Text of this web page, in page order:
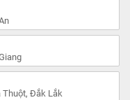
Thuột, Đắk Lắk